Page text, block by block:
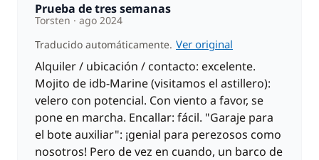
Prueba de tres semanas
Torsten
ago 2024
Traducido automáticamente. Ver original
Alquiler / ubicación / contacto: excelente.
Mojito de idb-Marine (visitamos el astillero):
velero con potencial. Con viento a favor, se
pone en marcha. Encallar: fácil. "Garaje para
el bote auxiliar": ¡genial para perezosos como
nosotros! Pero de vez en cuando, un barco de